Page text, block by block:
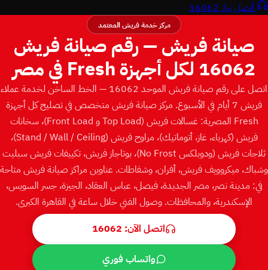
أتصل بنا: 16062
مركز خدمة فريش المعتمد
صيانة فريش — رقم صيانة فريش
16062 لكل أجهزة Fresh في مصر
اتصل على رقم صيانة فريش الموحد 16062 — الخط الساخن لخدمة عملاء
فريش 7 أيام في الأسبوع. مركز صيانة فريش متخصص في تصليح كل أجهزة
Fresh المصرية: غسالات فريش ⁨(Front Load و Top Load)⁩، سخانات
فريش (كهرباء، غاز، أتوماتيك)، مراوح فريش ⁨(Stand / Wall / Ceiling)⁩،
ثلاجات فريش ⁨(No Frost ودوبلكس)⁩، بوتاجاز فريش، تكييفات فريش سبليت
وشباك، ميكروويف فريش، أفران، وشفاطات. عناوين مراكز صيانة فريش متاحة
في: مدينة نصر، مصر الجديدة، فيصل، عباس العقاد، الجيزة، جسر السويس،
الإسكندرية، والمحافظات. وصول الفني خلال ساعة في القاهرة الكبرى.
اتصل الآن: 16062
واتساب فوري